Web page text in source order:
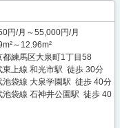
円/月～55,000円/月
～12.96m²
都練馬区大泉町1丁目58
東上線 和光市駅 徒歩 30分
池袋線 大泉学園駅 徒歩 40分
池袋線 石神井公園駅 徒歩 40